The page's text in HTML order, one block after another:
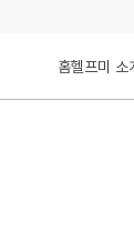
홈헬프미 소